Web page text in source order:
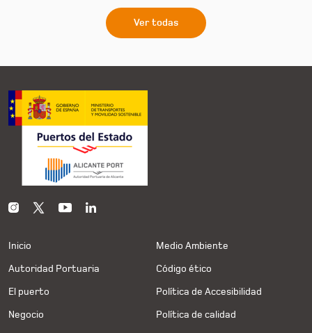
Ver todas
Inicio
Autoridad Portuaria
El puerto
Negocio
Medio Ambiente
Código ético
Política de Accesibilidad
Política de calidad